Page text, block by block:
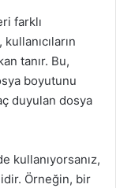
farklı
tanır. Bu,
boyutunu
duyulan dosya
kullanıyorsanız,
Örneğin, bir